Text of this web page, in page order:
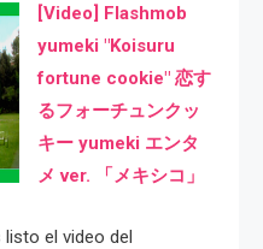
[Video] Flashmob
yumeki "Koisuru
fortune cookie" 恋す
るフォーチュンクッ
キー yumeki エンタ
メ ver. 「メキシコ」
el video del